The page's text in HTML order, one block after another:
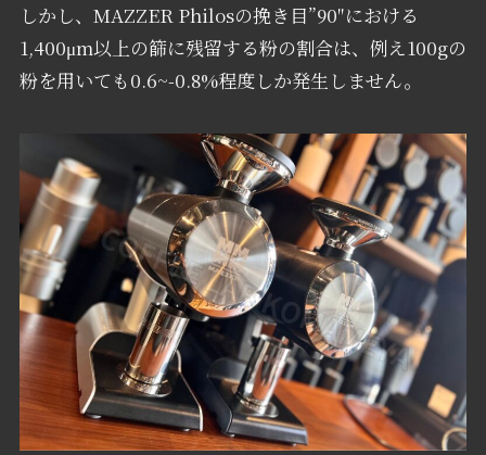
しかし、MAZZER Philosの挽き目”90″における
1,400μm以上の篩に残留する粉の割合は、例え100gの
粉を用いても0.6~-0.8%程度しか発生しません。